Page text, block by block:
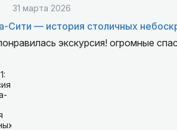
31 марта 2026
Сити — история столичных
экскурсия! огромные